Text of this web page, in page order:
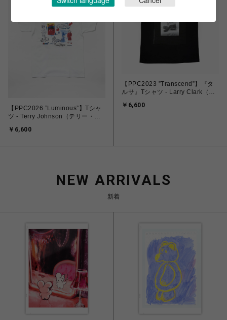
【PPC2026 ”Luminous”】Tシャ
ツ - Terry Johnson（テリー・ジ
powered by Mizuno”
￥6,600
【PPC2023 ”Transcend”】『タ
ルサ』Tシャツ - Larry Clark（ラ
￥6,600
NEW ARRIVALS
新着